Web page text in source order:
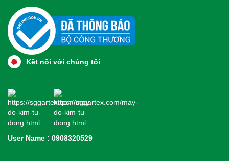
Kết nối với chúng tôi
User Name : 0908320529